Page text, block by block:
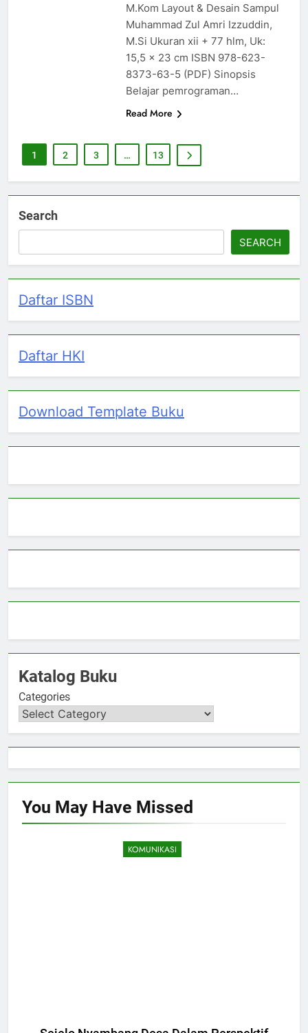
M.Kom Layout & Desain Sampul
Muhammad Zul Amri Izzuddin,
M.Si Ukuran xii + 77 hlm, Uk:
15,5 x 23 cm ISBN 978-623-
8373-63-5 (PDF) Sinopsis
Belajar pemrograman…
Read More
1 2 3 … 13
Search
SEARCH
Daftar ISBN
Daftar HKI
Download Template Buku
Katalog Buku
Categories
You May Have Missed
KOMUNIKASI